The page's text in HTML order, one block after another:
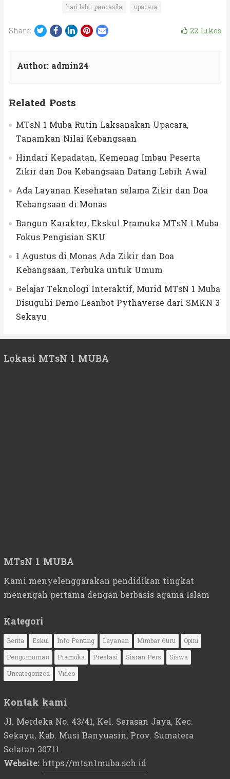
hari lahir pancasila upacara
Share: Twitter
Facebook
LinkedIn
Pinterest
Email 22 Likes
Author: admin24
Related Posts
MTsN 1 Muba Rutin Laksanakan Upacara,
Tanamkan Nilai Kebangsaan
Hindari Kepadatan, Kemenag Imbau Peserta
Zikir dan Doa Kebangsaan Datang Lebih Awal
Ada Layanan Kesehatan selama Zikir dan Doa
Kebangsaan di Monas
Bangun Karakter, Ekskul Pramuka MTsN 1 Muba
Fokus Pengisian SKU
1 Agustus di Monas Ada Zikir dan Doa
Kebangsaan, Terbuka untuk Umum
Belajar Teknologi Interaktif, Murid MTsN 1 Muba
Disuguhi Demo Leanbot Pythaverse dari SMKN 3
Sekayu
Lokasi MTsN 1 MUBA
MTsN 1 MUBA
Kami menyelenggarakan pendidikan tingkat
menengah pertama dengan berbasis agama Islam
Kategori
Berita Eskul Info Penting Layanan Mimbar Guru
Opini
Pengumuman
Pramuka Prestasi Siaran Pers
Siswa
Uncategorized
Video
Kontak kami
Jl. Merdeka No. 43/41, Kel. Serasan Jaya, Kec.
Sekayu, Kab. Musi Banyuasin, Prov. Sumatera
Selatan 30711
Website: https://mtsn1muba.sch.id